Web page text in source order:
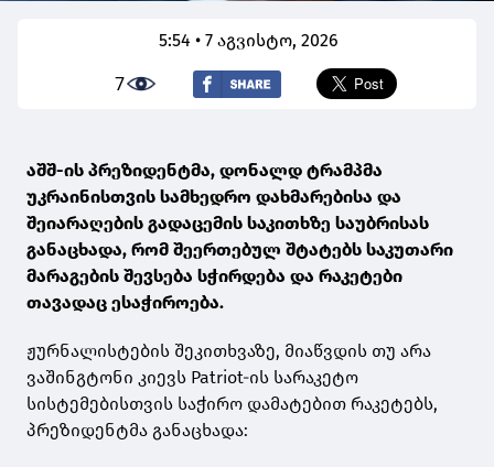
5:54 • 7 აგვისტო, 2026
7
აშშ-ის პრეზიდენტმა, დონალდ ტრამპმა
უკრაინისთვის სამხედრო დახმარებისა და
შეიარაღების გადაცემის საკითხზე საუბრისას
განაცხადა, რომ შეერთებულ შტატებს საკუთარი
მარაგების შევსება სჭირდება და რაკეტები
თავადაც ესაჭიროება.
ჟურნალისტების შეკითხვაზე, მიაწვდის თუ არა
ვაშინგტონი კიევს Patriot-ის სარაკეტო
სისტემებისთვის საჭირო დამატებით რაკეტებს,
პრეზიდენტმა განაცხადა: